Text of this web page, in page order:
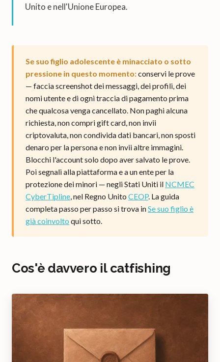
Unito e nell'Unione Europea.
Se suo figlio adolescente è minacciato o sotto
pressione in questo momento:conservi le prove
— faccia screenshot dei messaggi, dei profili, dei
nomi utente e di ogni traccia di pagamento prima
che qualcosa venga cancellato. Non paghi alcuna
richiesta, non compri gift card, non invii
criptovaluta, non condivida dati bancari, non sposti
denaro per la persona e non invii altre immagini.
Blocchi l'account solo dopo aver salvato le prove.
Poi segnali alla piattaforma e a un ente per la
protezione dei minori — negli Stati Uniti il NCMEC
CyberTipline, nel Regno Unito CEOP. La guida
completa passo per passo si trova inSe suo figlio è
già coinvolto qui sotto.
Cos'è davvero il catfishing